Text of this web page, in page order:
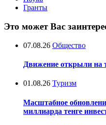
Гранты
Это может Вас
07.08.26 Общество
Движение открыли на
01.08.26 Туризм
Масштабное
миллиарда тенге